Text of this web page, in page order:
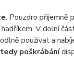
. Pouzdro příjemně
V dolní
používat a
poškrábání